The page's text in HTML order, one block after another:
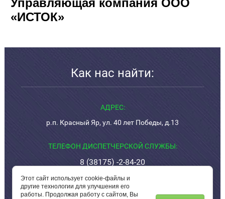
Управляющая компания ООО
«ИСТОК»
Как нас найти:
АДРЕС:
р.п. Красный Яр, ул. 40 лет Победы, д.13
ТЕЛЕФОН ДИСПЕТЧЕРСКОЙ СЛУЖБЫ:
8 (38175) -2-84-20
Этот сайт использует cookie-файлы и
другие технологии для улучшения его
работы. Продолжая работу с сайтом, Вы